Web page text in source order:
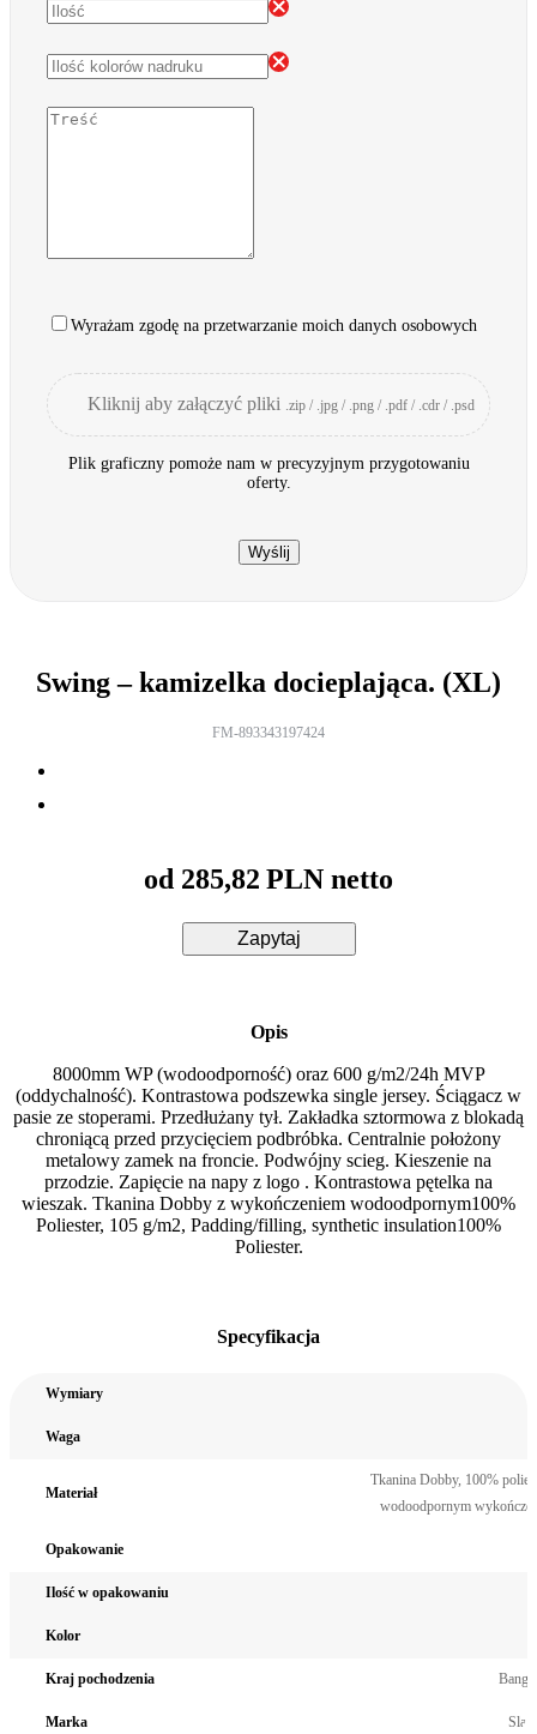
Wyrażam zgodę na przetwarzanie moich danych osobowych
Kliknij aby załączyć pliki .zip / .jpg / .png / .pdf / .cdr / .psd
Plik graficzny pomoże nam w precyzyjnym przygotowaniu
oferty.
Wyślij
Swing – kamizelka docieplająca. (XL)
FM-893343197424
od 285,82 PLN netto
Zapytaj
Opis
8000mm WP (wodoodporność) oraz 600 g/m2/24h MVP
(oddychalność). Kontrastowa podszewka single jersey. Ściągacz w
pasie ze stoperami. Przedłużany tył. Zakładka sztormowa z blokadą
chroniącą przed przycięciem podbróbka. Centralnie położony
metalowy zamek na froncie. Podwójny scieg. Kieszenie na
przodzie. Zapięcie na napy z logo . Kontrastowa pętelka na
wieszak. Tkanina Dobby z wykończeniem wodoodpornym100%
Poliester, 105 g/m2, Padding/filling, synthetic insulation100%
Poliester.
Specyfikacja
Wymiary
Waga
Materiał
Tkanina Dobby, 100%
wodoodpornym
Opakowanie
Ilość w opakowaniu
Kolor
Kraj pochodzenia
Marka